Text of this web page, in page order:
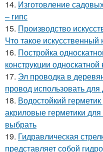
14. Изготовление
– гипс
15. Производство
Что такое искусственный
16. Постройка
конструкции
17. Эл проводка в
провод использовать
18. Водостойкий
акриловые герметики
выбрать
19. Гидравлическая
представляет собой